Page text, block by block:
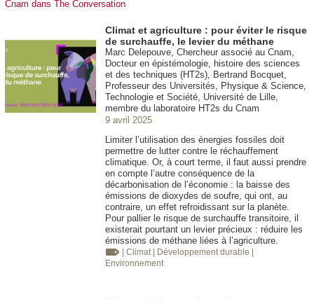
Cnam dans The Conversation
Climat et agriculture : pour éviter le risque
de surchauffe, le levier du méthane
Marc Delepouve, Chercheur associé au Cnam,
Docteur en épistémologie, histoire des sciences
et des techniques (HT2s), Bertrand Bocquet,
Professeur des Universités, Physique & Science,
Technologie et Société, Université de Lille,
membre du laboratoire HT2s du Cnam
9 avril 2025
Limiter l’utilisation des énergies fossiles doit
permettre de lutter contre le réchauffement
climatique. Or, à court terme, il faut aussi prendre
en compte l’autre conséquence de la
décarbonisation de l’économie : la baisse des
émissions de dioxydes de soufre, qui ont, au
contraire, un effet refroidissant sur la planète.
Pour pallier le risque de surchauffe transitoire, il
existerait pourtant un levier précieux : réduire les
émissions de méthane liées à l’agriculture.
| Climat | Développement durable
Environnement